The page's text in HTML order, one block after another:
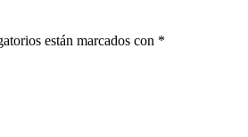
están marcados con *